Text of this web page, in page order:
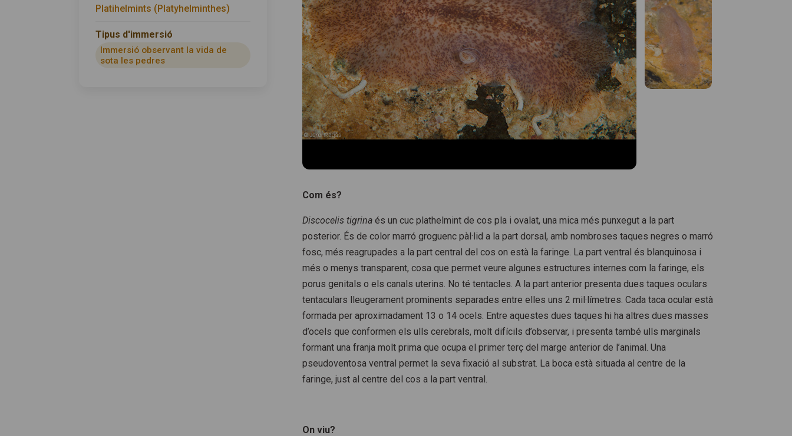
Platihelmints (Platyhelminthes)
Tipus d'immersió
Immersió observant la vida de
sota les pedres
Com és?
Discocelis tigrina és un cuc plathelmint de cos pla i ovalat, una mica més punxegut a la part
posterior. És de color marró groguenc pàl·lid a la part dorsal, amb nombroses taques negres o marró
fosc, més reagrupades a la part central del cos on està la faringe. La part ventral és blanquinosa i
més o menys transparent, cosa que permet veure algunes estructures internes com la faringe, els
porus genitals o els canals uterins. No té tentacles. A la part anterior presenta dues taques oculars
tentaculars lleugerament prominents separades entre elles uns 2 mil·límetres. Cada taca ocular està
formada per aproximadament 13 o 14 ocels. Entre aquestes dues taques hi ha altres dues masses
d’ocels que conformen els ulls cerebrals, molt difícils d’observar, i presenta també ulls marginals
formant una franja molt prima que ocupa el primer terç del marge anterior de l’animal. Una
pseudoventosa ventral permet la seva fixació al substrat. La boca està situada al centre de la
faringe, just al centre del cos a la part ventral.
On viu?